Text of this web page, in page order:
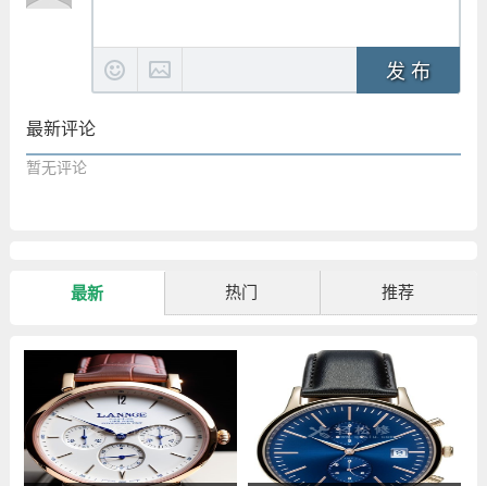
发 布
最新评论
暂无评论
最新 热门 推荐